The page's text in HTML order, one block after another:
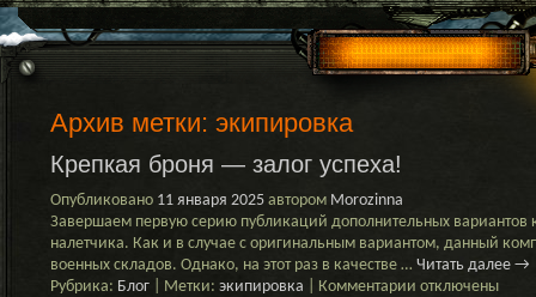
Архив метки: экипировка
Крепкая броня — залог успеха!
Опубликовано 11 января 2025 автором Morozinna
Завершаем первую серию публикаций дополнительных
налетчика. Как и в случае с оригинальным вариантом, данный
военных складов. Однако, на этот раз в качестве … Читать далее →
Рубрика: Блог Метки: экипировка Комментарии котключены